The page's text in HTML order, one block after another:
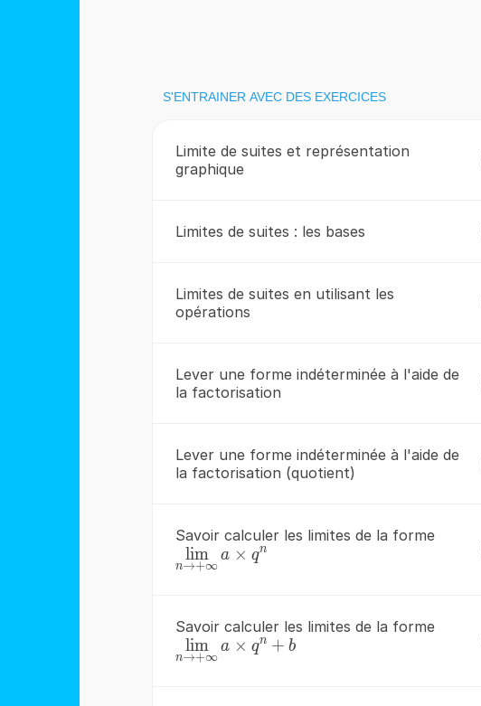
S'ENTRAINER AVEC DES EXERCICES
Limite de suites et représentation
graphique
Limites de suites : les bases
Limites de suites en utilisant les
opérations
Lever une forme indéterminée à l'aide de
la factorisation
Lever une forme indéterminée à l'aide de
la factorisation (quotient)
Savoir calculer les limites de la forme
{\color{blue}
{\mathop{\lim
+\infty }
a\times
q^{n}}}
n→+∞
lim a × qn
Savoir calculer les limites de la forme
{\color{red}
{\mathop{\lim
n→+∞
lim a × qn + b